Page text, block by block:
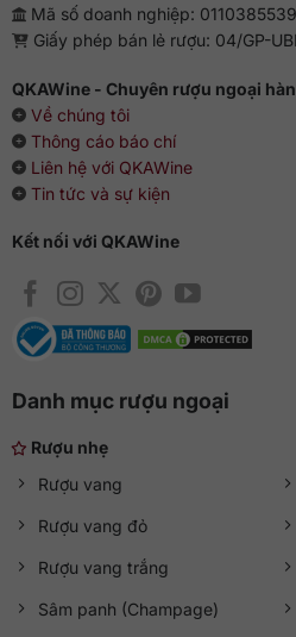
Mã số doanh nghiệp:
Giấy phép bán lẻ rượu: 04/GP-
QKAWine - Chuyên rượu ngoại
Về chúng tôi
Thông cáo báo chí
Liên hệ với QKAWine
Tin tức và sự kiện
Kết nối với QKAWine
Danh mục rượu ngoại
Rượu nhẹ
Rượu vang
Rượu vang đỏ
Rượu vang trắng
Sâm panh (Champage)